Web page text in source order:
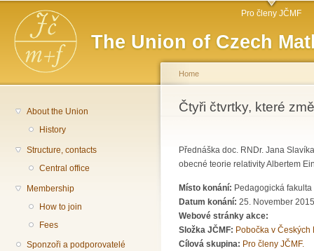
The Union of Czech
Main menu Pro členy JČMF
About the Union
History
Structure, contacts
Central office
Membership
How to join
Fees
Sponzoři a podporovatelé
You are here
Home
Čtyři čtvrtky, které
Přednáška doc. RNDr. Jana
obecné teorie relativity Albertem
Místo konání: Pedagogická
Datum konání: 25. November
Webové stránky akce:
Složka JČMF: Pobočka v
Cílová skupina: Pro členy JČMF.